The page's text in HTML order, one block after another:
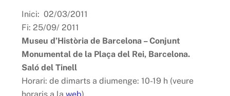
Inici: 02/03/2011
Fi: 25/09/ 2011
Museu d’Història de Barcelona – Conjunt
Monumental de la Plaça del Rei, Barcelona.
Saló del Tinell
Horari: de dimarts a diumenge: 10-19 h (veure